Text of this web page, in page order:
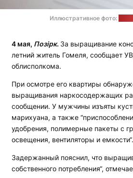
Иллюстративное фото:
4 мая, Позірк. За выращивание
летний житель Гомеля, сообщает
облисполкома.
При осмотре его квартиры
выращивания наркосодержащих
сообщении. У мужчины изъяты
марихуана, а также
удобрения, полимерные пакеты с
освещения, вентиляторы и емкости“.
Задержанный пояснил, что
собственного потребления“,